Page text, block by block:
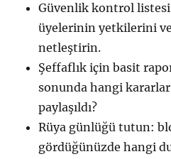
Güvenlik kontrol listesi
üyelerinin yetkilerini
netleştirin.
Şeffaflık için basit
sonunda hangi
paylaşıldı?
Rüya günlüğü tutun:
gördüğünüzde hangi